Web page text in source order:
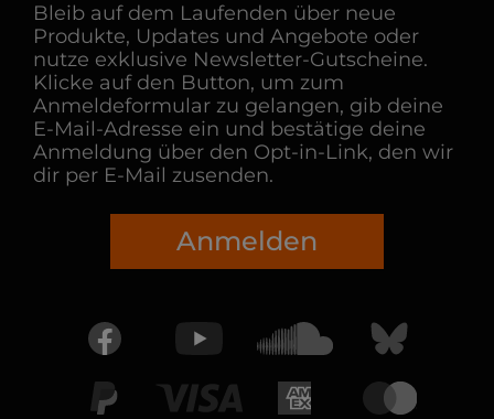
Bleib auf dem Laufenden über neue
Produkte, Updates und Angebote oder
nutze exklusive Newsletter-Gutscheine.
Klicke auf den Button, um zum
Anmeldeformular zu gelangen, gib deine
E-Mail-Adresse ein und bestätige deine
Anmeldung über den Opt-in-Link, den wir
dir per E-Mail zusenden.
Anmelden